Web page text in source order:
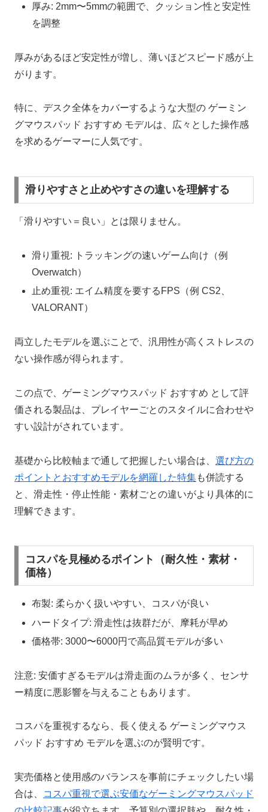
厚み: 2mm〜5mmの範囲で、クッション性と安定性
を調整
厚みがあるほど安定性が増し、薄いほどスピード感が上
がります。
特に、デスク全体をカバーするような大型の ゲーミン
グマウスパッド おすすめ モデルは、広々とした操作感
を求めるゲーマーに人気です。
滑りやすさと止めやすさの違いを理解する
「滑りやすい＝良い」とは限りません。
滑り重視: トラッキングの速いゲーム向け（例
Overwatch）
止め重視: エイム精度を要するFPS（例 CS2、
VALORANT）
両立したモデルを選ぶことで、汎用性が高くストレスの
ない操作感が得られます。
この点で、ゲーミングマウスパッド おすすめ として評
価される製品は、プレイヤーごとのスタイルに合わせや
すい設計がされています。
基礎から比較軸まで通して把握したい場合は、 選び方の
ポイントとおすすめモデルを網羅した特集も併読する
と、滑走性・停止性能・素材ごとの違いがより具体的に
理解できます。
コスパを見極めるポイント（耐久性・素材・
価格）
布製: 柔らかく扱いやすい、コスパが良い
ハードタイプ: 滑走性は抜群だが、摩耗が早め
価格帯: 3000〜6000円で高品質モデルが多い
注意: 安価すぎるモデルは滑走面のムラが多く、センサ
ー精度に悪影響を与えることもあります。
コスパを重視するなら、長く使える ゲーミングマウス
パッド おすすめ モデルを選ぶのが賢明です。
実売価格と使用感のバランスを事前にチェックしたい場
合は、
コスパ重視で選ぶ安価なゲーミングマウスパッド